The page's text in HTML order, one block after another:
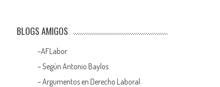
BLOGS AMIGOS
–AFLabor
– Según Antonio Baylos
–Argumentos en Derecho Laboral